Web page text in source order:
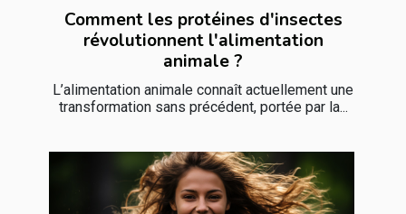
Comment les protéines d'insectes
révolutionnent l'alimentation
animale ?
L’alimentation animale connaît actuellement une
transformation sans précédent, portée par la...